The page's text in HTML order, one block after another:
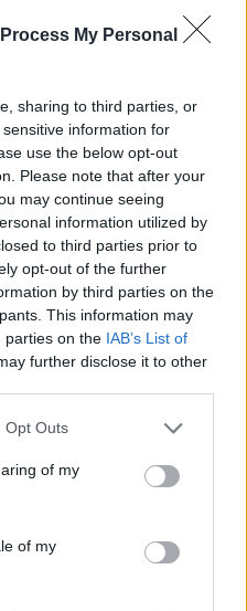
My Personal
sharing to third parties, or
information for
use the below opt-out
Please note that after your
may continue seeing
information utilized by
to third parties prior to
opt-out of the further
by third parties on the
This information may
parties on the IAB’s List of
further disclose it to other
Opt Outs
of my
of my
επιστροφή του
TV-ΣΕΙΡΈΣ
19, 2026
ήρωας από τα
είσαι
με το ζώδιό
να δούμε, ήσουν
ή guest;
ΣΕΙΡΈΣ
από τη
θα δούμε τη θρησκευτική